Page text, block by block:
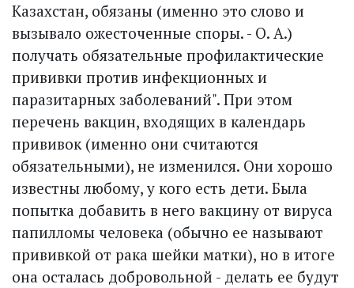
Казахстан, обязаны (именно это слово и
вызывало ожесточенные споры. - О. А.)
получать обязательные профилактические
прививки против инфекционных и
паразитарных заболеваний". При этом
перечень вакцин, входящих в календарь
прививок (именно они считаются
обязательными), не изменился. Они хорошо
известны любому, у кого есть дети. Была
попытка добавить в него вакцину от вируса
папилломы человека (обычно ее называют
прививкой от рака шейки матки), но в итоге
она осталась добровольной - делать ее будут